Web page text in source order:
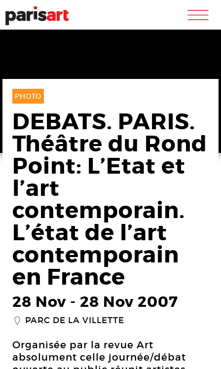
m
PHOTO
DEBATS. PARIS.
Théâtre du Rond
Point: L’Etat et
l’art
contemporain.
L’état de l’art
contemporain
en France
28 Nov - 28 Nov 2007
_ PARC DE LA VILLETTE
Organisée par la revue Art
absolument celle journée/débat